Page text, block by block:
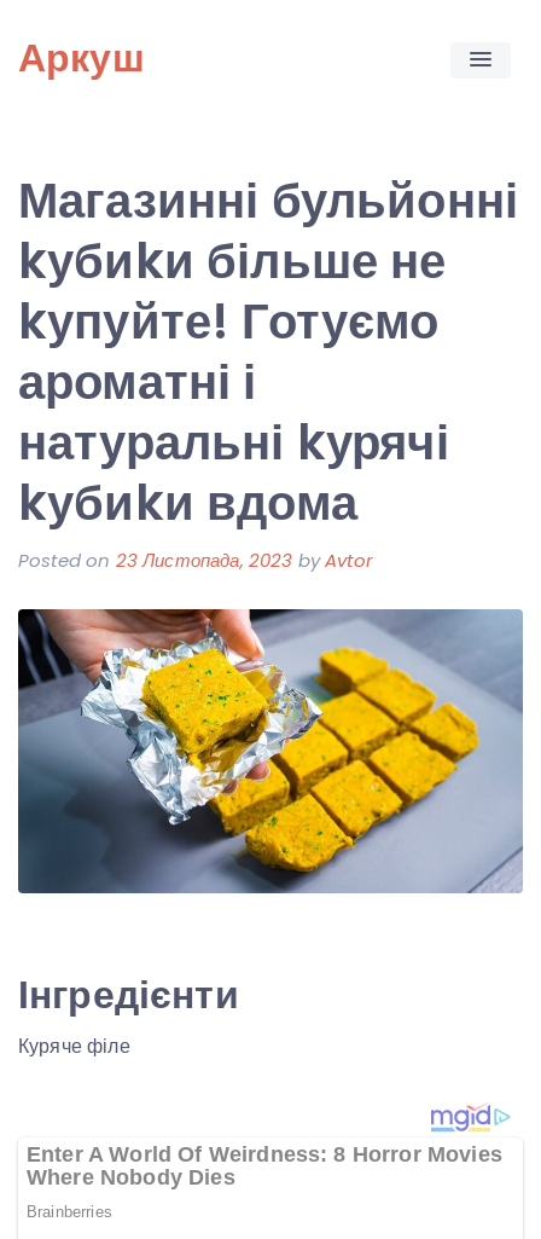
content
Аркуш
Магазинні бульйонні
kубиkи більше не
kупуйте! Готуємо
ароматні і
натуральні kурячі
kубиkи вдома
Posted on 23 Листопада, 2023 byAvtor
Інгредієнти
Куряче філе